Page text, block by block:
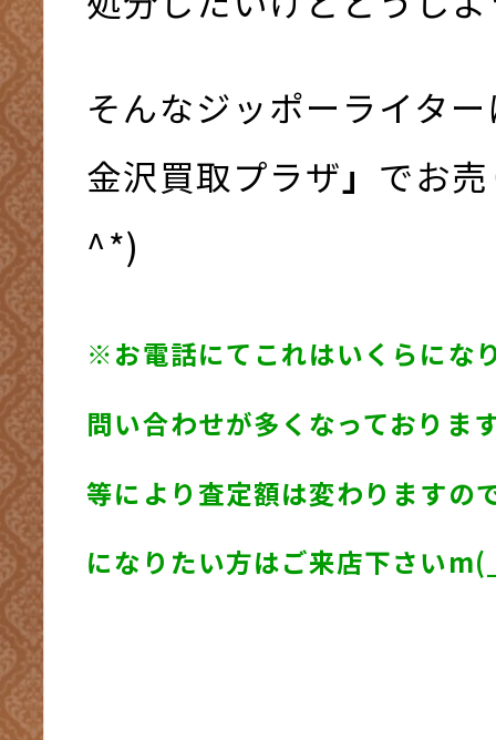
そんなジッポーライタ
金沢買取プラザ」 でお
^*)
※お電話にてこれはいくらにな
問い合わせが多くなっておりま
等により査定額は変わりますの
になりたい方はご来店下さい